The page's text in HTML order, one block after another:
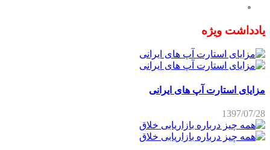
یادداشت ویژه
مزایای استارت آپ های ایرانی
1397/07/28